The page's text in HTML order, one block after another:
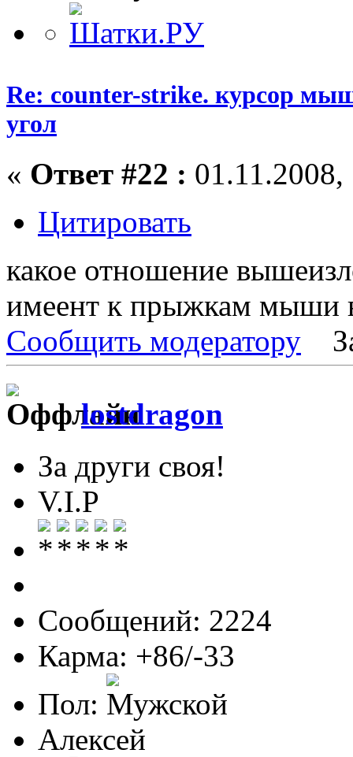
Re: counter-strike. курсор
угол
« Ответ #22 :
Цитировать
какое отношение
имеент к прыжкам мыши
Сообщить модератору
lostdragon
За други своя!
V.I.P
Сообщений: 2224
Карма: +86/-33
Пол:
Алексей